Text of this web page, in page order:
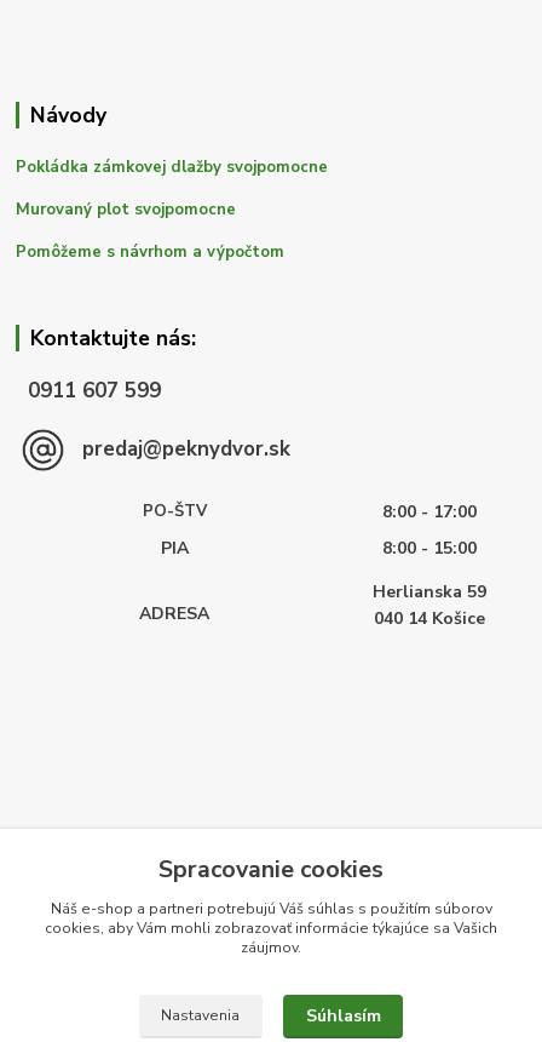
Návody
Pokládka zámkovej dlažby svojpomocne
Murovaný plot svojpomocne
Pomôžeme s návrhom a výpočtom
Kontaktujte nás:
0911 607 599
predaj@peknydvor.sk
PO-ŠTV
8:00 - 17:00
PIA
8:00 - 15:00
ADRESA
Herlianska 59
040 14 Košice
Spracovanie cookies
Náš e-shop a partneri potrebujú Váš súhlas s použitím súborov
cookies, aby Vám mohli zobrazovať informácie týkajúce sa Vašich
záujmov.
Nastavenia Súhlasím